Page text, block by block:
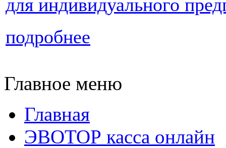
для индивидуального
подробнее
Главное меню
Главная
ЭВОТОР касса онлайн